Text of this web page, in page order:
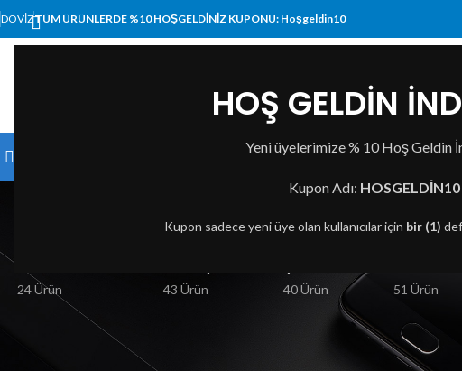
HOŞ GELDİN
Yeni üyelerimize % 10 Hoş Geldin
Kupon Adı: HOSGELDİN10
Kupon sadece yeni üye olan kullanıcılar için bir (1)
DÖVIZTÜM ÜRÜNLERDE %10 HOŞGELDİNİZ KUPONU: Hoşgeldin10
KATEGORI SEÇIN
ANA SAYFAMAĞAZA HAKKIMIZDA
24 Ürün
43 Ürün
40 Ürün
51 Ürün
FIYATA GÖRE FILTRELE Ürünler “LASER